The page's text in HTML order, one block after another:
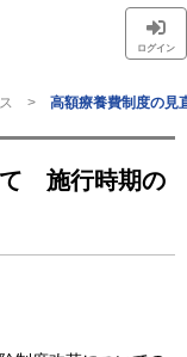
ログイン
高額療養費制度の
て 施行時期の